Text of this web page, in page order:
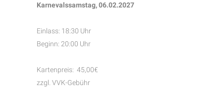
Karnevalssamstag, 06.02.2027
Einlass: 18:30 Uhr
Beginn: 20:00 Uhr
Kartenpreis: 45,00€
zzgl. VVK-Gebühr